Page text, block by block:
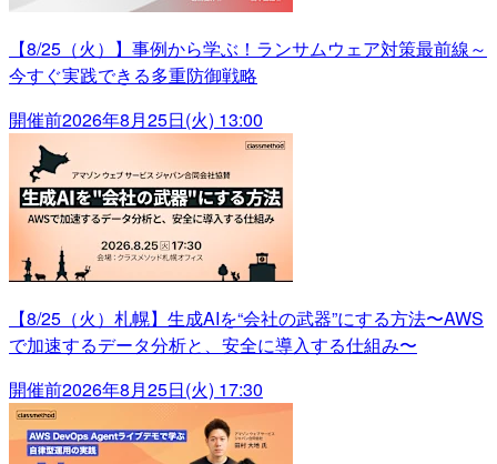
【8/25（火）】事例から学ぶ！ランサムウェア対策最前線～
今すぐ実践できる多重防御戦略
開催前2026年8月25日(火) 13:00
【8/25（火）札幌】生成AIを“会社の武器”にする方法〜AWS
で加速するデータ分析と、安全に導入する仕組み〜
開催前2026年8月25日(火) 17:30